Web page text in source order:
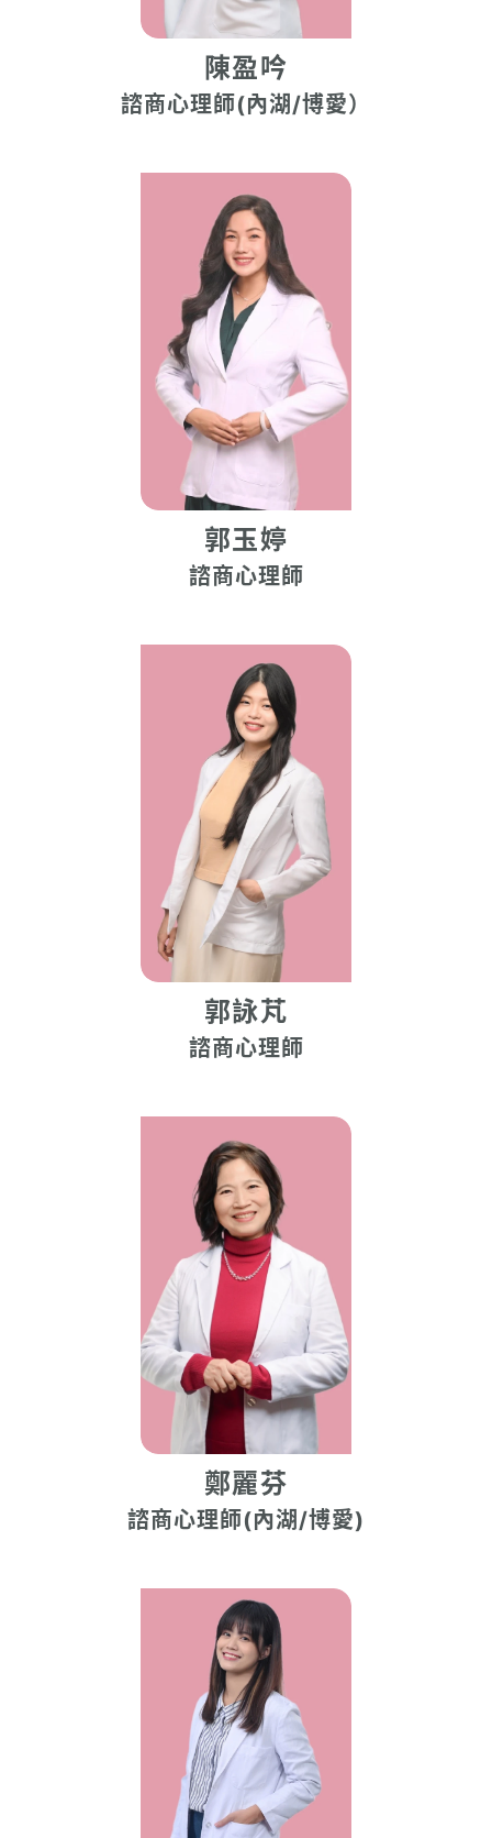
陳盈吟
諮商心理師(內湖/博愛）
郭玉婷
諮商心理師
郭詠芃
諮商心理師
鄭麗芬
諮商心理師(內湖/博愛)